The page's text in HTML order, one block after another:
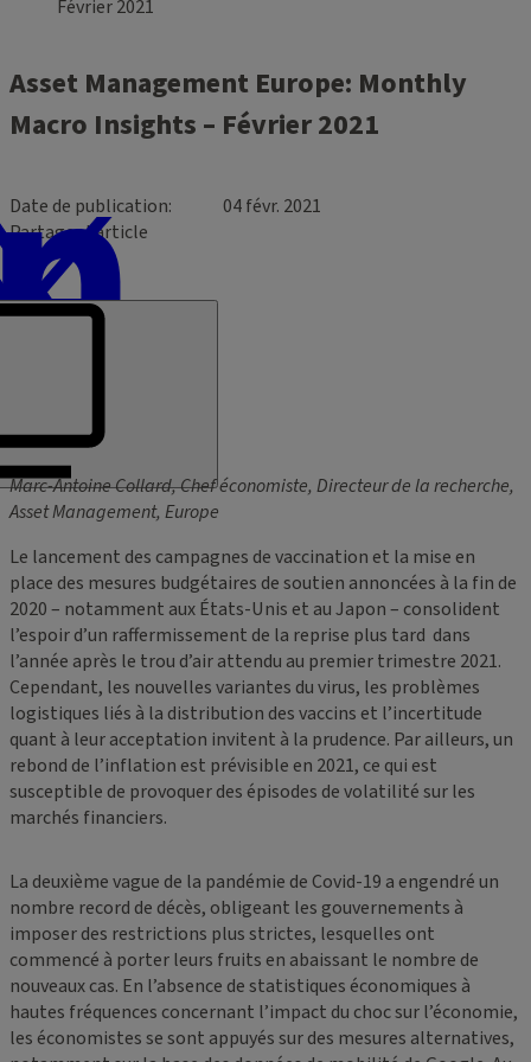
Février 2021
Asset Management Europe: Monthly
Macro Insights – Février 2021
Date de publication
04 févr. 2021
Partager l’article
Marc-Antoine Collard, Chef économiste, Directeur de la recherche,
Asset Management, Europe
Le lancement des campagnes de vaccination et la mise en
place des mesures budgétaires de soutien annoncées à la fin de
2020 – notamment aux États-Unis et au Japon – consolident
l’espoir d’un raffermissement de la reprise plus tard dans
l’année après le trou d’air attendu au premier trimestre 2021.
Cependant, les nouvelles variantes du virus, les problèmes
logistiques liés à la distribution des vaccins et l’incertitude
quant à leur acceptation invitent à la prudence. Par ailleurs, un
rebond de l’inflation est prévisible en 2021, ce qui est
susceptible de provoquer des épisodes de volatilité sur les
marchés financiers.
La deuxième vague de la pandémie de Covid-19 a engendré un
nombre record de décès, obligeant les gouvernements à
imposer des restrictions plus strictes, lesquelles ont
commencé à porter leurs fruits en abaissant le nombre de
nouveaux cas. En l’absence de statistiques économiques à
hautes fréquences concernant l’impact du choc sur l’économie,
les économistes se sont appuyés sur des mesures alternatives,